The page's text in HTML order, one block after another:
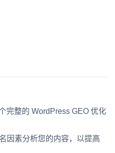
完整的 WordPress GEO 优化
因素分析您的内容，以提高